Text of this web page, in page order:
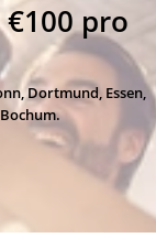
pro
Dortmund, Essen,